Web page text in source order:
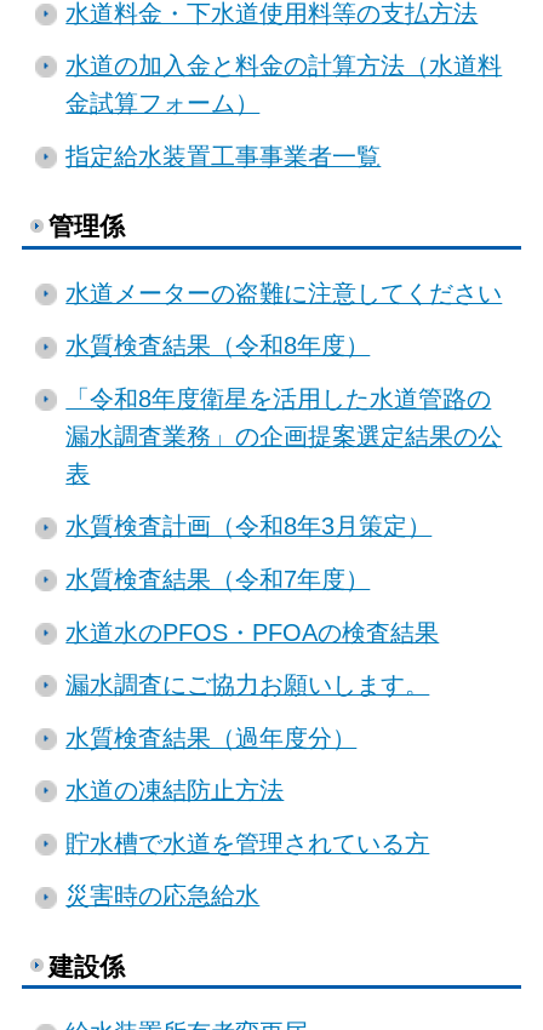
水道料金・下水道使用料等の支払方法
水道の加入金と料金の計算方法（水道料
金試算フォーム）
指定給水装置工事事業者一覧
管理係
水道メーターの盗難に注意してください
水質検査結果（令和8年度）
「令和8年度衛星を活用した水道管路の
漏水調査業務」の企画提案選定結果の公
表
水質検査計画（令和8年3月策定）
水質検査結果（令和7年度）
水道水のPFOS・PFOAの検査結果
漏水調査にご協力お願いします。
水質検査結果（過年度分）
水道の凍結防止方法
貯水槽で水道を管理されている方
災害時の応急給水
建設係